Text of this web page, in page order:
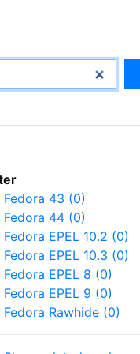
Fedora 43 (0)
Fedora 44 (0)
Fedora EPEL 10.2 (0)
Fedora EPEL 10.3 (0)
Fedora EPEL 8 (0)
Fedora EPEL 9 (0)
Fedora Rawhide (0)